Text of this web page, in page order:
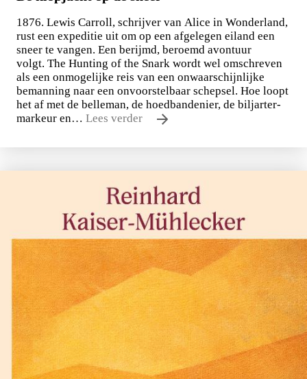
Lewis Carroll
De klopjacht op de sneer
17,50
1876. Lewis Carroll, schrijver van Alice in Wonderland,
rust een expeditie uit om op een afgelegen eiland een
sneer te vangen. Een berijmd, beroemd avontuur
volgt. The Hunting of the Snark wordt wel omschreven
als een onmogelijke reis van een onwaarschijnlijke
bemanning naar een onvoorstelbaar schepsel. Hoe loopt
het af met de belleman, de hoedbandenier, de biljarter-
markeur en… Lees verder